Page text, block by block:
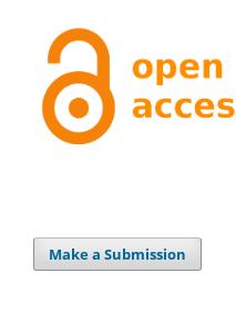
Make a Submission